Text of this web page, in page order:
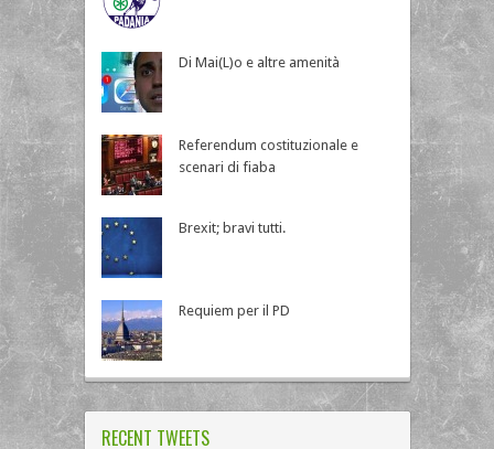
Di Mai(L)o e altre amenità
Referendum costituzionale e
scenari di fiaba
Brexit; bravi tutti.
Requiem per il PD
RECENT TWEETS